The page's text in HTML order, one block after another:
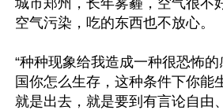
城市郑州，长年雾霾，空气很不
空气污染，吃的东西也不放心。
“种种现象给我造成一种很恐怖
国你怎么生存，这种条件下你能
就是出去，就是要到有言论自由